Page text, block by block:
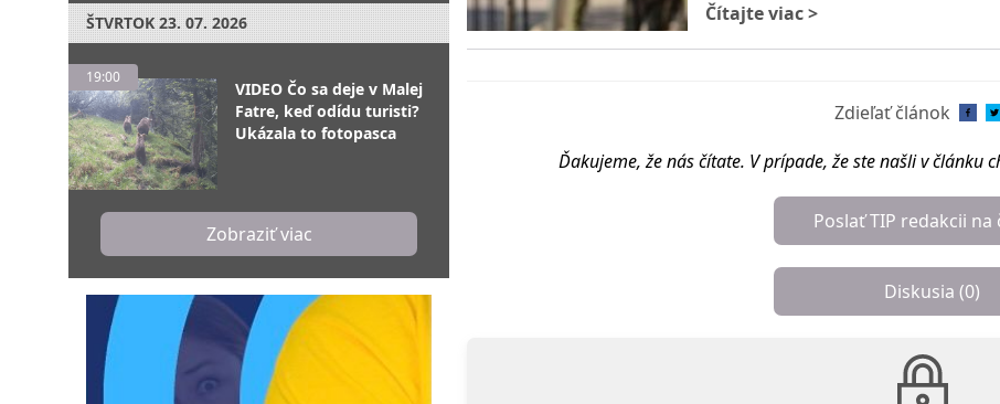
ŠTVRTOK 23. 07. 2026
19:00
VIDEO Čo sa deje v Malej
Fatre, keď odídu turisti?
Ukázala to fotopasca
Zobraziť viac
Čítajte viac>
Zdieľať článok
Ďakujeme, že nás čítate. V prípade, že ste našli v článku
Poslať TIP redakcii na
Diskusia (0)